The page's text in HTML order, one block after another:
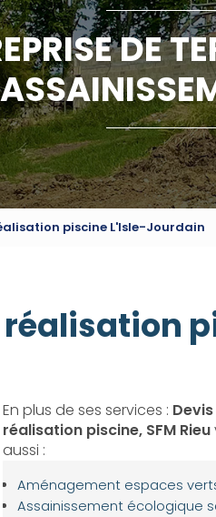
DE
piscine L'Isle-Jourdain
En plus de ses services :
réalisation piscine, SFM Rieu
aussi :
Aménagement espaces
Assainissement écologique